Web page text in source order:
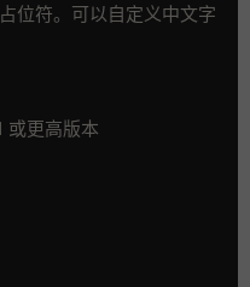
位符。可以自定义中文字
或更高版本